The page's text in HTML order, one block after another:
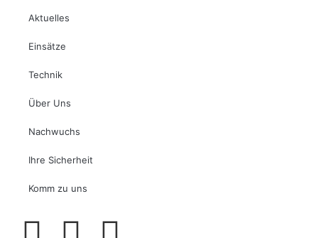
Aktuelles
Einsätze
Technik
Über Uns
Nachwuchs
Ihre Sicherheit
Komm zu uns